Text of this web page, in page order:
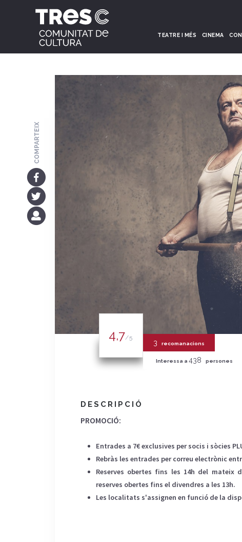
TEATRE I MÉS CINEMA
4,7/5
3 recomanacions
Interessa a 438 persones
DESCRIPCIÓ
PROMOCIÓ:
Entrades a 7€ exclusives per socis i sòcies
Rebràs les entrades per correu electrònic
Reserves obertes fins les 14h del
reserves obertes fins el divendres a les 13h.
Les localitats s'assignen en funció de la
COMPARTEIX